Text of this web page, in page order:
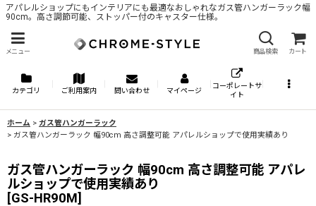
アパレルショップにもインテリアにも最適なおしゃれなガス管ハンガーラック幅
90cm。高さ調節可能、ストッパー付のキャスター仕様。
メニュー 商品検索 カート
カテゴリ ご利用案内 問い合わせ マイページ
コーポレートサ
イト
ホーム > ガス管ハンガーラック
> ガス管ハンガーラック 幅90cm 高さ調整可能 アパレルショップで使用実績あり
ガス管ハンガーラック 幅90cm 高さ調整可能 アパレ
ルショップで使用実績あり
[GS-HR90M]